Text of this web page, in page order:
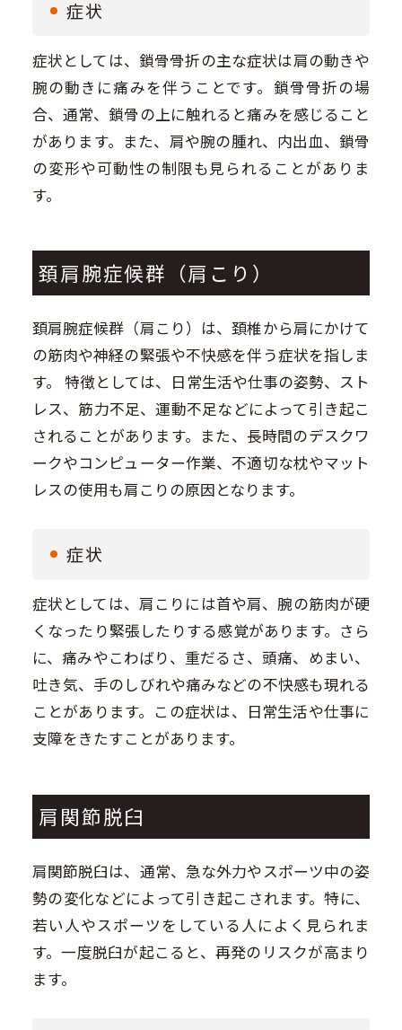
症状
症状としては、鎖骨骨折の主な症状は肩の動きや
腕の動きに痛みを伴うことです。鎖骨骨折の場
合、通常、鎖骨の上に触れると痛みを感じること
があります。また、肩や腕の腫れ、内出血、鎖骨
の変形や可動性の制限も見られることがありま
す。
頚肩腕症候群（肩こり）
頚肩腕症候群（肩こり）は、頚椎から肩にかけて
の筋肉や神経の緊張や不快感を伴う症状を指しま
す。 特徴としては、日常生活や仕事の姿勢、スト
レス、筋力不足、運動不足などによって引き起こ
されることがあります。また、長時間のデスクワ
ークやコンピューター作業、不適切な枕やマット
レスの使用も肩こりの原因となります。
症状
症状としては、肩こりには首や肩、腕の筋肉が硬
くなったり緊張したりする感覚があります。さら
に、痛みやこわばり、重だるさ、頭痛、めまい、
吐き気、手のしびれや痛みなどの不快感も現れる
ことがあります。この症状は、日常生活や仕事に
支障をきたすことがあります。
肩関節脱臼
肩関節脱臼は、通常、急な外力やスポーツ中の姿
勢の変化などによって引き起こされます。特に、
若い人やスポーツをしている人によく見られま
す。一度脱臼が起こると、再発のリスクが高まり
ます。